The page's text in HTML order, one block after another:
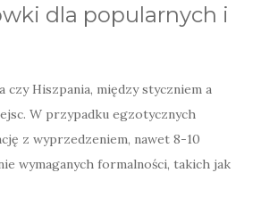
dla popularnych i
Hiszpania, między styczniem a
W przypadku egzotycznych
z wyprzedzeniem, nawet 8-10
wymaganych formalności, takich jak